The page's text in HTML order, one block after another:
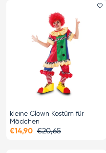
kleine Clown Kostüm für
Mädchen
€14,90 €20,65